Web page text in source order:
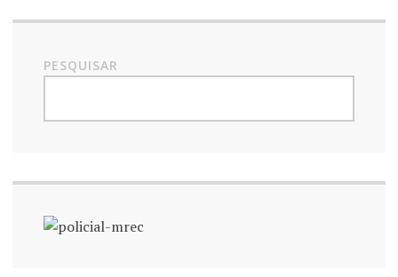
PESQUISAR